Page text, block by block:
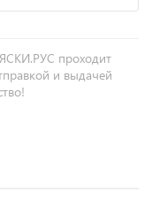
проходит
и выдачей